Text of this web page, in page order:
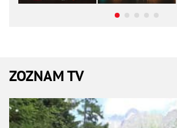
ZOZNAM TV